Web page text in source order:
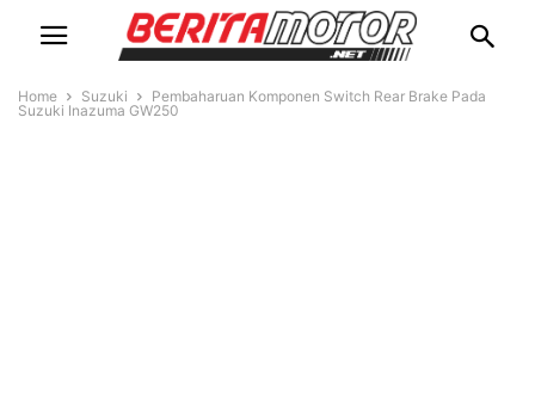
Home Suzuki
Pembaharuan Komponen Switch Rear Brake Pada
Suzuki Inazuma GW250